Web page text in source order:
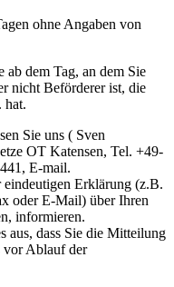
ohne Angaben von
dem Tag, an dem Sie
nicht Beförderer ist, die
hat.
Sie uns ( Sven
OT Katensen, Tel. +49-
E-mail.
Erklärung (z.B.
oder E-Mail) über Ihren
informieren.
aus, dass Sie die Mitteilung
vor Ablauf der